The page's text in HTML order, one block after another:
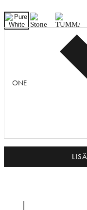
ONE